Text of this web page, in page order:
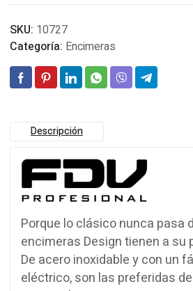
SKU: 10727
Categoría: Encimeras
Descripción
Porque lo clásico nunca pasa
encimeras Design tienen a su
De acero inoxidable y con un
eléctrico, son las preferidas